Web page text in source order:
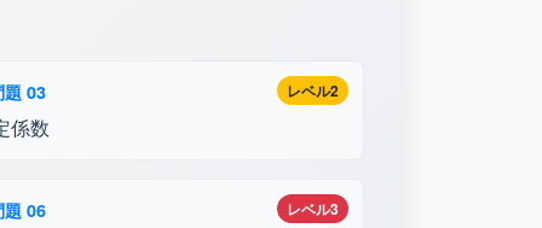
レベル2
題 03
係数
レベル3
題 06